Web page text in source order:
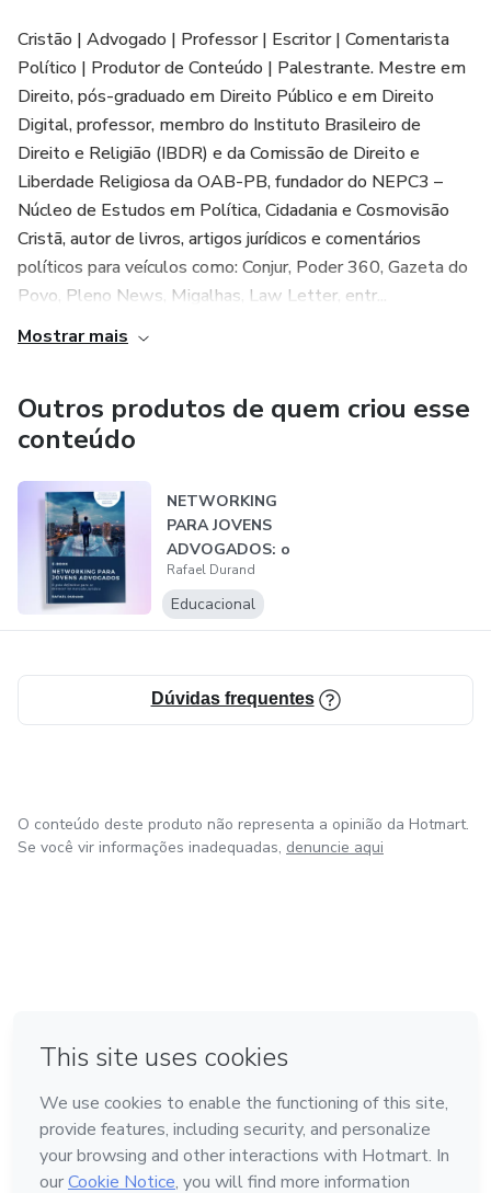
Cristão | Advogado | Professor | Escritor | Comentarista
Político | Produtor de Conteúdo | Palestrante. Mestre em
Direito, pós-graduado em Direito Público e em Direito
Digital, professor, membro do Instituto Brasileiro de
Direito e Religião (IBDR) e da Comissão de Direito e
Liberdade Religiosa da OAB-PB, fundador do NEPC3 –
Núcleo de Estudos em Política, Cidadania e Cosmovisão
Cristã, autor de livros, artigos jurídicos e comentários
políticos para veículos como: Conjur, Poder 360, Gazeta do
Povo, Pleno News, Migalhas, Law Letter, entr...
Mostrar mais
Outros produtos de quem criou esse
conteúdo
NETWORKING
PARA JOVENS
ADVOGADOS: o
guia definitivo para
se...
Rafael Durand
Educacional
Dúvidas frequentes
O conteúdo deste produto não representa a opinião da Hotmart.
Se você vir informações inadequadas, denuncie aqui
Feito com ❤ em Bogotá
Conheça a Hotmart